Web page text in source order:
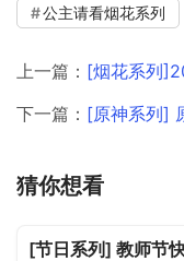
公主请看烟花系列
上一篇： [烟花系列
下一篇： [原神系列]
猜你想看
[节日系列] 教师节